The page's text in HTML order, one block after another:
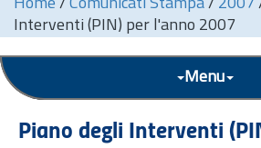
Home / Comunicati Stampa / 2007
Interventi (PIN) per l'anno 2007
Menu
Piano degli Interventi